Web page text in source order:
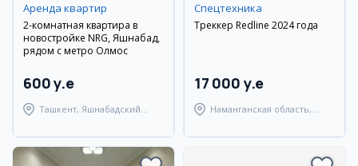
Аренда квартир
2-комнатная квартира в
новостройке NRG, Яшнабад,
рядом с метро Олмос
600 y.e
Ташкент, Яшнабадский
Спецтехника
Треккер Redline 2024 года
17 000 y.e
Наманганская область,